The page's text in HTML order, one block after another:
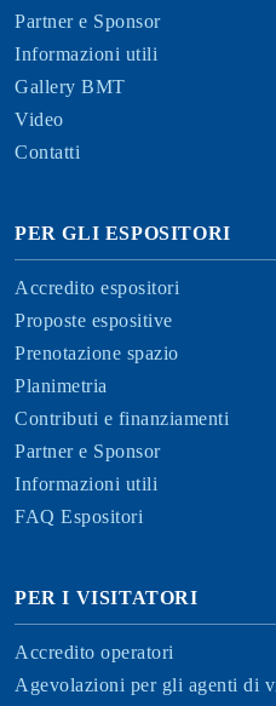
Partner e Sponsor
Informazioni utili
Gallery BMT
Video
Contatti
PER GLI ESPOSITORI
Accredito espositori
Proposte espositive
Prenotazione spazio
Planimetria
Contributi e finanziamenti
Partner e Sponsor
Informazioni utili
FAQ Espositori
PER I VISITATORI
Accredito operatori
Agevolazioni per gli agenti di